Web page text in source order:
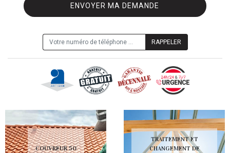
COUVREUR 50
TRAITEMENT ET
CHANGEMENT DE